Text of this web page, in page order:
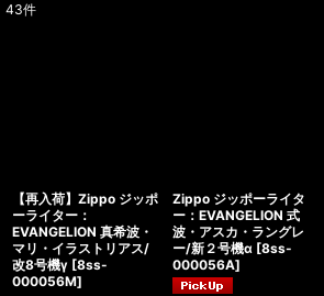
43件
【再入荷】Zippo ジッポ
ーライター：
EVANGELION 真希波・
マリ・イラストリアス/
改8号機γ [8ss-
000056M]
Zippo ジッポーライタ
ー：EVANGELION 式
波・アスカ・ラングレ
ー/新２号機α [8ss-
000056A]